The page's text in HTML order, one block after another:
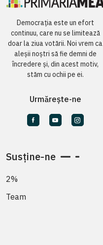
Democrația este un efort
continuu, care nu se limitează
doar la ziua votării. Noi vrem ca
aleșii noștri să fie demni de
încredere și, din acest motiv,
stăm cu ochii pe ei.
Urmărește-ne
Susține-ne
2%
Team